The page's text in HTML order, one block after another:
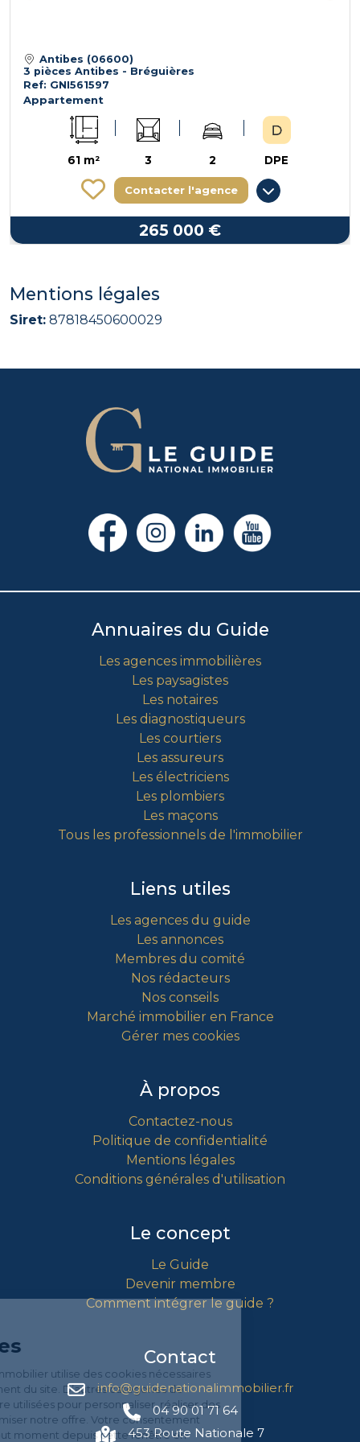
Antibes (06600)
3 pièces Antibes - Bréguières
Ref: GNI561597
Appartement
61 m² 3 2 DPE
Contacter l'agence
265 000 €
Mentions légales
Siret: 87818450600029
Annuaires du Guide
Les agences immobilières
Les paysagistes
Les notaires
Les diagnostiqueurs
Les courtiers
Les assureurs
Les électriciens
Les plombiers
Les maçons
Tous les professionnels de l'immobilier
Liens utiles
Les agences du guide
Les annonces
Membres du comité
Nos rédacteurs
Nos conseils
Marché immobilier en France
Gérer mes cookies
À propos
Contactez-nous
Politique de confidentialité
Mentions légales
Conditions générales d'utilisation
Le concept
Le Guide
Devenir membre
Comment intégrer le guide ?
Contact
info@guidenationalimmobilier.fr
04 90 01 71 64
453 Route Nationale 7
des Cookies
Le Guide National Immobilier utilise des cookies nécessaires
au bon fonctionnement du site. D’autres catégories de
cookies peuvent être utilisées pour personnaliser, réaliser des
analyses, afin d'optimiser notre offre. Votre consentement
peut être retiré à tout moment depuis cette fenêtre en